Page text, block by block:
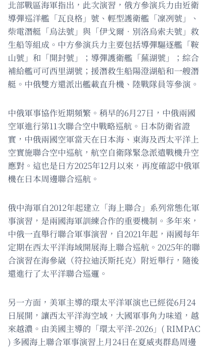
北部戰區海軍指出，此次演習，俄方參演兵力由近衛
導彈巡洋艦「瓦良格」號、輕型護衛艦「凜冽號」、
柴電潛艇「烏法號」與「伊戈爾．別洛烏索夫號」救
生船等組成。中方參演兵力主要包括導彈驅逐艦「鞍
山號」和「開封號」；導彈護衛艦「蕪湖號」；綜合
補給艦可可西里湖號；援潛救生船陽澄湖船和一艘潛
艇。中俄雙方還派出艦載直升機、陸戰隊員等參演。
中俄軍事協作近期頻繁。稍早的6月27日，中俄兩國
空軍進行第11次聯合空中戰略巡航。日本防衛省證
實，中俄兩國空軍當天在日本海、東海及西太平洋上
空實施聯合空中巡航，航空自衛隊緊急派遣戰機升空
應對。這也是日方2025年12月以來，再度確認中俄軍
機在日本周邊聯合巡航。
俄中海軍自2012年起建立「海上聯合」系列常態化軍
事演習，是兩國海軍訓練合作的重要機制。多年來，
中俄一直舉行聯合軍事演習，自2021年起，兩國每年
定期在西太平洋海域開展海上聯合巡航。2025年的聯
合演習在海參崴（符拉迪沃斯托克）附近舉行，隨後
還進行了太平洋聯合巡邏。
另一方面，美軍主導的環太平洋軍演也已經從6月24
日展開，讓西太平洋海空域，大國軍事角力味道，越
來越濃。由美國主導的「環太平洋-2026」( RIMPAC
) 多國海上聯合軍事演習上月24日在夏威夷群島周邊